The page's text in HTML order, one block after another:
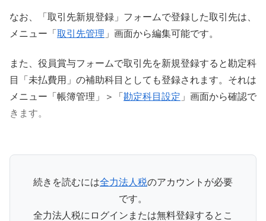
なお、「取引先新規登録」フォームで登録した取引先は、
メニュー「 取引先管理 」画面から編集可能です。
また、役員賞与フォームで取引先を新規登録すると勘定科
目「未払費用」の補助科目としても登録されます。それは
メニュー「帳簿管理」＞「 勘定科目設定 」画面から確認で
きます。
続きを読むには全力法人税のアカウントが必要
です。
全力法人税にログインまたは無料登録するとこ